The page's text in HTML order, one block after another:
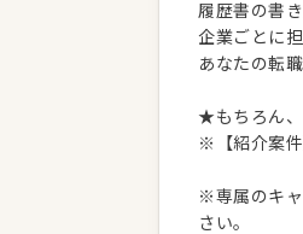
履歴書の書
企業ごとに
あなたの転
★もちろん
※【紹介案件
※専属のキ
さい。